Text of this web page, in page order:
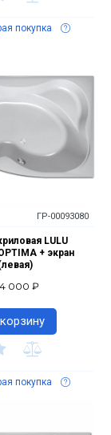
покупка
ГР-00093080
LULU
+ экран
000 ₽
покупка